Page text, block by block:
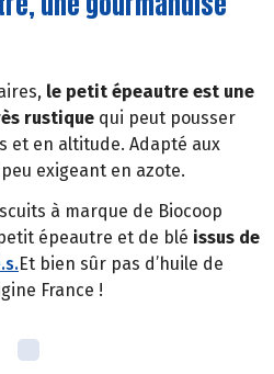
le petit épeautre est une
rustique qui peut pousser
et en altitude. Adapté aux
exigeant en azote.
à marque de Biocoop
épeautre et de blé issus de
.Et bien sûr pas d’huile de
France !